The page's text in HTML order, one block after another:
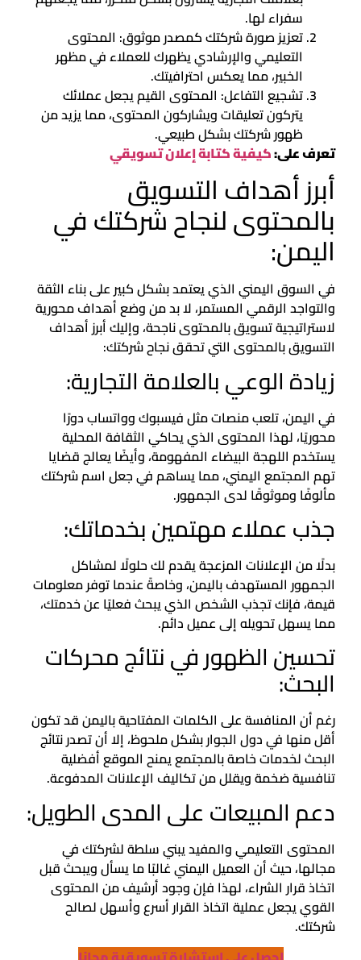
سفراء لها.
تعزيز صورة شركتك كمصدر موثوق: المحتوى
التعليمي والإرشادي يظهرك للعملاء في مظهر
الخبير، مما يعكس احترافيتك.
تشجيع التفاعل: المحتوى القيم يجعل عملائك
يتركون تعليقات ويشاركون المحتوى، مما يزيد من
ظهور شركتك بشكل طبيعي.
تعرف على:كيفية كتابة إعلان تسويقي
أبرز أهداف التسويق
بالمحتوى لنجاح شركتك في
اليمن:
في السوق اليمني الذي يعتمد بشكل كبير على بناء الثقة
والتواجد الرقمي المستمر، لا بد من وضع أهداف محورية
لاستراتيجية تسويق بالمحتوى ناجحة، وإليك أبرز أهداف
التسويق بالمحتوى التي تحقق نجاح شركتك:
زيادة الوعي بالعلامة التجارية:
في اليمن، تلعب منصات مثل فيسبوك وواتساب دورًا
محوريًا، لهذا المحتوى الذي يحاكي الثقافة المحلية
يستخدم اللهجة البيضاء المفهومة، وأيضًا يعالج قضايا
تهم المجتمع اليمني، مما يساهم في جعل اسم شركتك
مألوفًا وموثوقًا لدى الجمهور.
جذب عملاء مهتمين بخدماتك:
بدلًا من الإعلانات المزعجة يقدم لك حلولًا لمشاكل
الجمهور المستهدف باليمن، وخاصةً عندما توفر معلومات
قيمة، فإنك تجذب الشخص الذي يبحث فعليًا عن خدمتك،
مما يسهل تحويله إلى عميل دائم.
تحسين الظهور في نتائج محركات
البحث:
رغم أن المنافسة على الكلمات المفتاحية باليمن قد تكون
أقل منها في دول الجوار بشكل ملحوظ، إلا أن تصدر نتائج
البحث لخدمات خاصة بالمجتمع يمنح الموقع أفضلية
تنافسية ضخمة ويقلل من تكاليف الإعلانات المدفوعة.
دعم المبيعات على المدى الطويل:
المحتوى التعليمي والمفيد يبني سلطة لشركتك في
مجالها، حيث أن العميل اليمني غالبًا ما يسأل ويبحث قبل
اتخاذ قرار الشراء، لهذا فإن وجود أرشيف من المحتوى
القوي يجعل عملية اتخاذ القرار أسرع وأسهل لصالح
شركتك.